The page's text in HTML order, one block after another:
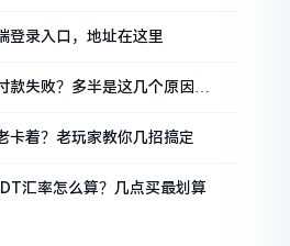
登录入口，地址在这里
款失败？多半是这几个原因闹
卡着？老玩家教你几招搞定
汇率怎么算？几点买最划算